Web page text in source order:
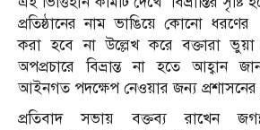
প্রতিষ্ঠানের নাম ভাঙিয়ে কোনো ধরণের
করা হবে না উল্লেখ করে বক্তারা ভুয়া
অপপ্রচারে বিভ্রান্ত না হতে আহ্বান
আইনগত পদক্ষেপ নেওয়ার জন্য প্রশাসনের
প্রতিবাদ সভায় বক্তব্য রাখেন